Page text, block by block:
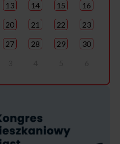
13 14 15 16
20 21 22 23
27 28 29 30